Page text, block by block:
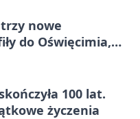
trzy nowe
do Oświęcimia,
100 lat.
życzenia